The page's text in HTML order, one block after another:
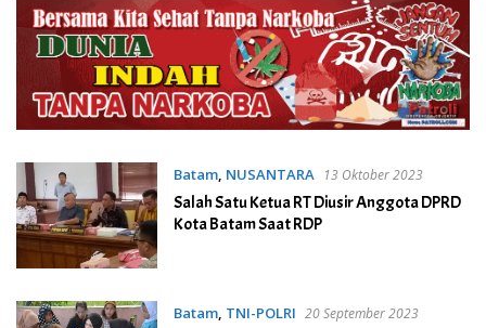
Batam, NUSANTARA 13 Oktober 2023
Salah Satu Ketua RT Diusir Anggota DPRD
Kota Batam Saat RDP
Batam, TNI-POLRI 20 September 2023